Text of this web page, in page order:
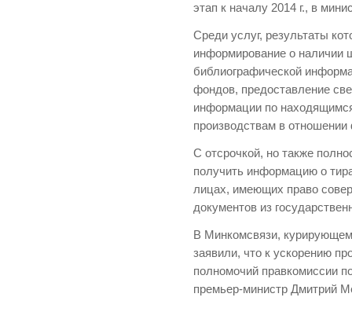
этап к началу 2014 г., в
Среди услуг, результаты
информирование о
библиографической
фондов, предоставление
информации по
производствам в
С отсрочкой, но также
получить информацию о
лицах, имеющих право
документов из
В Минкомсвязи,
заявили, что к ускорению
полномочий правкомиссии
премьер-министр Дмитрий